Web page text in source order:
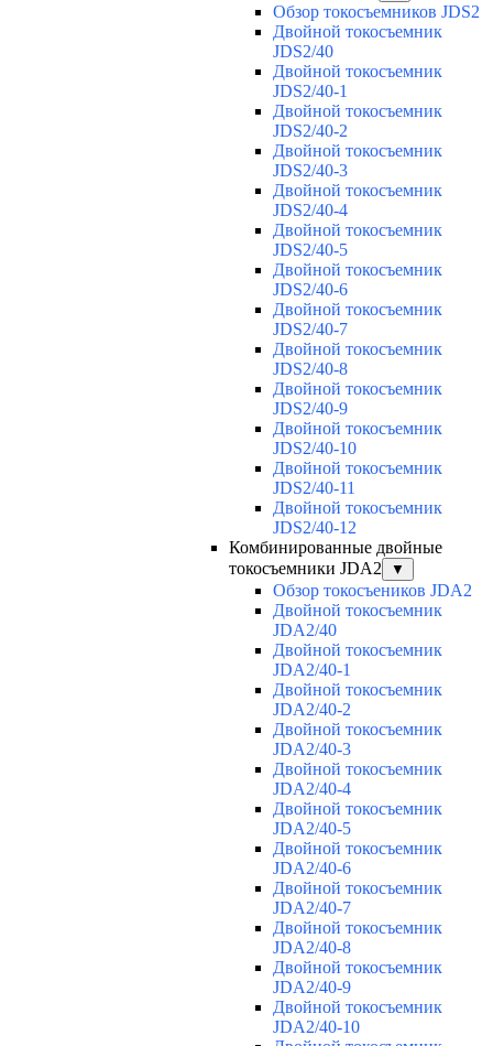
Обзор токосъемников JDS2
Двойной токосъемник
JDS2/40
Двойной токосъемник
JDS2/40-1
Двойной токосъемник
JDS2/40-2
Двойной токосъемник
JDS2/40-3
Двойной токосъемник
JDS2/40-4
Двойной токосъемник
JDS2/40-5
Двойной токосъемник
JDS2/40-6
Двойной токосъемник
JDS2/40-7
Двойной токосъемник
JDS2/40-8
Двойной токосъемник
JDS2/40-9
Двойной токосъемник
JDS2/40-10
Двойной токосъемник
JDS2/40-11
Двойной токосъемник
JDS2/40-12
Комбинированные двойные
токосъемники JDA2
▼
Обзор токосъеников JDA2
Двойной токосъемник
JDA2/40
Двойной токосъемник
JDA2/40-1
Двойной токосъемник
JDA2/40-2
Двойной токосъемник
JDA2/40-3
Двойной токосъемник
JDA2/40-4
Двойной токосъемник
JDA2/40-5
Двойной токосъемник
JDA2/40-6
Двойной токосъемник
JDA2/40-7
Двойной токосъемник
JDA2/40-8
Двойной токосъемник
JDA2/40-9
Двойной токосъемник
JDA2/40-10